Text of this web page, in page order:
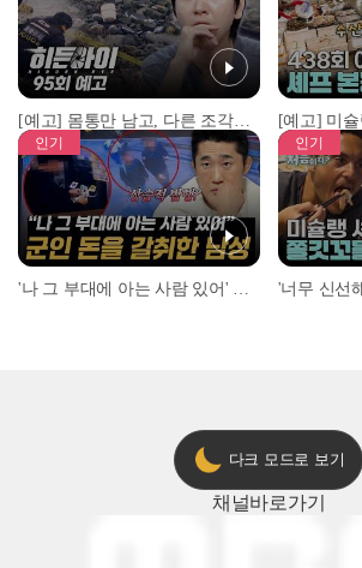
[예고] 몸통만 남고, 다른 조각은 어디에..? 시화호에서 드러난 충격적인 토막 살인사건!
인기 인기
다크 모드로 보기
채널바로가기